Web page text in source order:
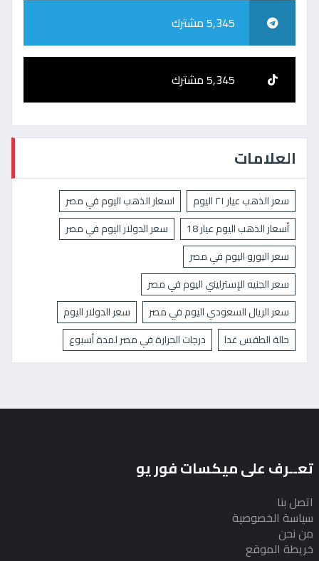
5,345 مشترك
5,345 مشترك
العلامات
سعر الذهب عيار ٢١ اليوم
اسعار الذهب اليوم في مصر
أسعار الذهب اليوم عيار 18
سعر الدولار اليوم في مصر
سعر اليورو اليوم في مصر
سعر الجنيه الإسترليني اليوم في مصر
سعر الريال السعودي اليوم في مصر
سعر الدولار اليوم
حالة الطقس غدا
درجات الحرارة في مصر لمدة أسبوع
تعــرف على ميكسات فور يو
اتصل بنا
سياسة الخصوصية
من نحن
خريطة الموقع